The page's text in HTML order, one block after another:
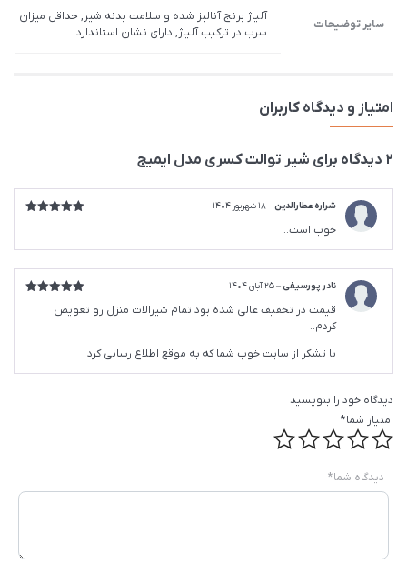
سایر توضیحات
آلیاژ برنج آنالیز شده و سلامت بدنه شیر, حداقل میزان
سرب در ترکیب آلیاژ, دارای نشان استاندارد
امتیاز و دیدگاه کاربران
2 دیدگاه برای شیر توالت کسری مدل ایمیج
شراره عطارالدین–18 شهریور 1404
خوب است..
5
نادر پورسیفی–25 آبان 1404
قیمت در تخفیف عالی شده بود تمام شیرالات منزل رو تعویض
کردم..
با تشکر از سایت خوب شما که به موقع اطلاع رسانی کرد
دیدگاه خود را بنویسید
امتیاز شما*
دیدگاه شما*